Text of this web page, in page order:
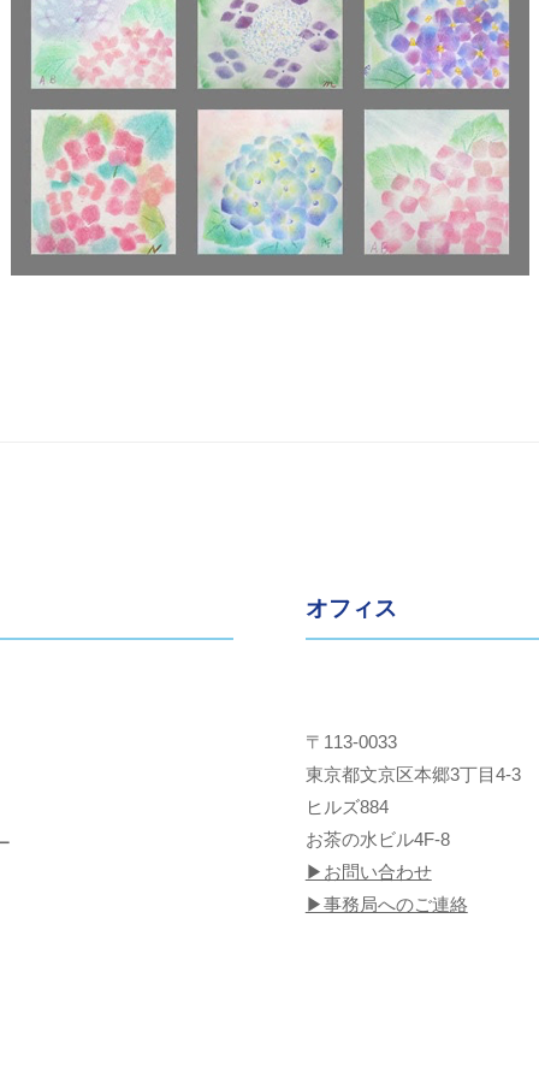
オフィス
〒113-0033
東京都文京区本郷3丁目4-3
ヒルズ884
お茶の水ビル4F-8
▶︎お問い合わせ
▶︎事務局へのご連絡